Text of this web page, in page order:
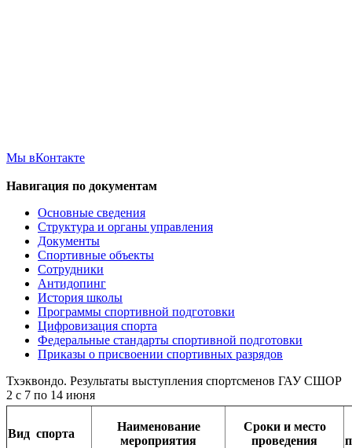
Мы вКонтакте
Навигация по документам
Основные сведения
Структура и органы управления
Документы
Спортивные объекты
Сотрудники
Антидопинг
История школы
Программы спортивной подготовки
Цифровизация спорта
Федеральные стандарты спортивной подготовки
Приказы о присвоении спортивных разрядов
Тхэквондо. Результаты выступления спортсменов ГАУ СШОР
2 с 7 по 14 июня
Вид спорта
Наименование
мероприятия
Сроки и место
проведения